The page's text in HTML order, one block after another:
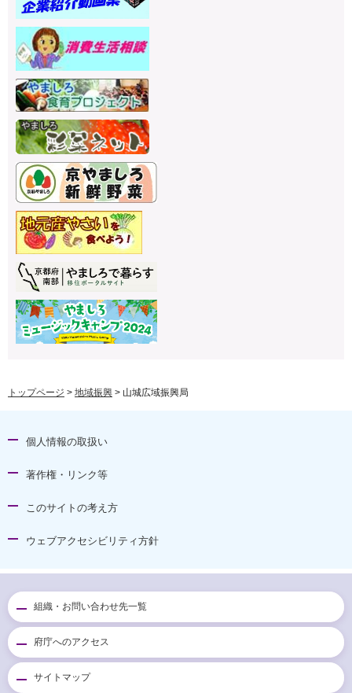
トップページ > 地域振興 > 山城広域振興局
個人情報の取扱い
著作権・リンク等
このサイトの考え方
ウェブアクセシビリティ方針
組織・お問い合わせ先一覧
府庁へのアクセス
サイトマップ